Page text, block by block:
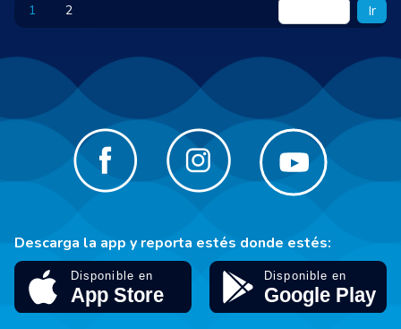
1 2 Ir
Descarga la app y reporta estés donde estés: